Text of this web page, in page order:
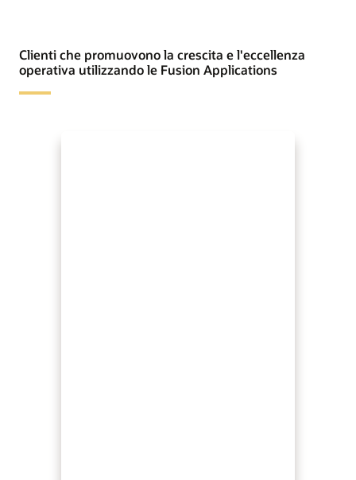
Clienti che promuovono la crescita e l'eccellenza
operativa utilizzando le Fusion Applications